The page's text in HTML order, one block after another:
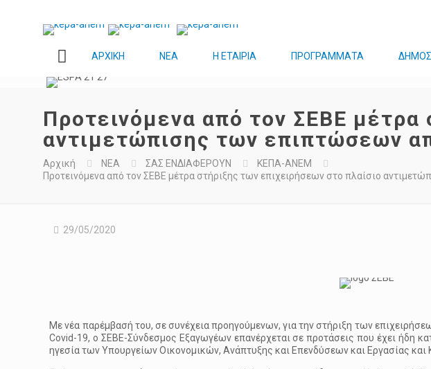
ΑΡΧΙΚΗ ΝΕΑ Η ΕΤΑΙΡΙΑ ΠΡΟΓΡΑΜΜΑΤΑ
Προτεινόμενα από τον ΣΕΒΕ μέτρα
αντιμετώπισης των επιπτώσεων
Αρχική ΝΕΑ ΣΑΣ ΕΝΔΙΑΦΕΡΟΥΝ
ΚΕΠΑ-ΑΝΕΜ
Προτεινόμενα από τον ΣΕΒΕ μέτρα στήριξης των επιχειρήσεων στο πλαίσιο
29/05/2020
Με νέα παρέμβασή του, σε συνέχεια προηγούμενων, για την στήριξη των
Covid-19, ο ΣΕΒΕ-Σύνδεσμος Εξαγωγέων επανέρχεται σε προτάσεις που έχει ήδη
ηγεσία των Υπουργείων Οικονομικών, Ανάπτυξης και Επενδύσεων και Εργασίας